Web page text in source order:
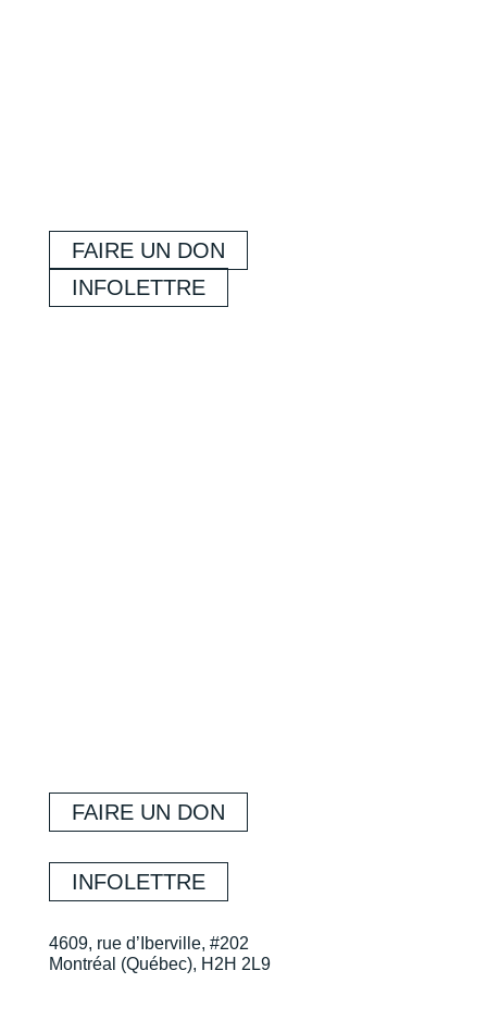
FAIRE UN DON
INFOLETTRE
FAIRE UN DON
INFOLETTRE
4609, rue d’Iberville, #202
Montréal (Québec), H2H 2L9